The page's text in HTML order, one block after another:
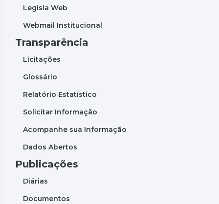
Legisla Web
Webmail Institucional
Transparência
Licitações
Glossário
Relatório Estatístico
Solicitar Informação
Acompanhe sua Informação
Dados Abertos
Publicações
Diárias
Documentos